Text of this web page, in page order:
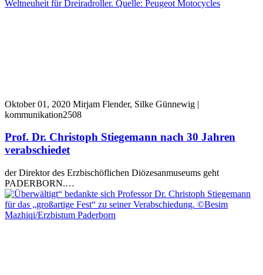
Oktober 01, 2020 Mirjam Flender, Silke Günnewig |
kommunikation2508
Prof. Dr. Christoph Stiegemann nach 30 Jahren
verabschiedet
der Direktor des Erzbischöflichen Diözesanmuseums geht
PADERBORN.…